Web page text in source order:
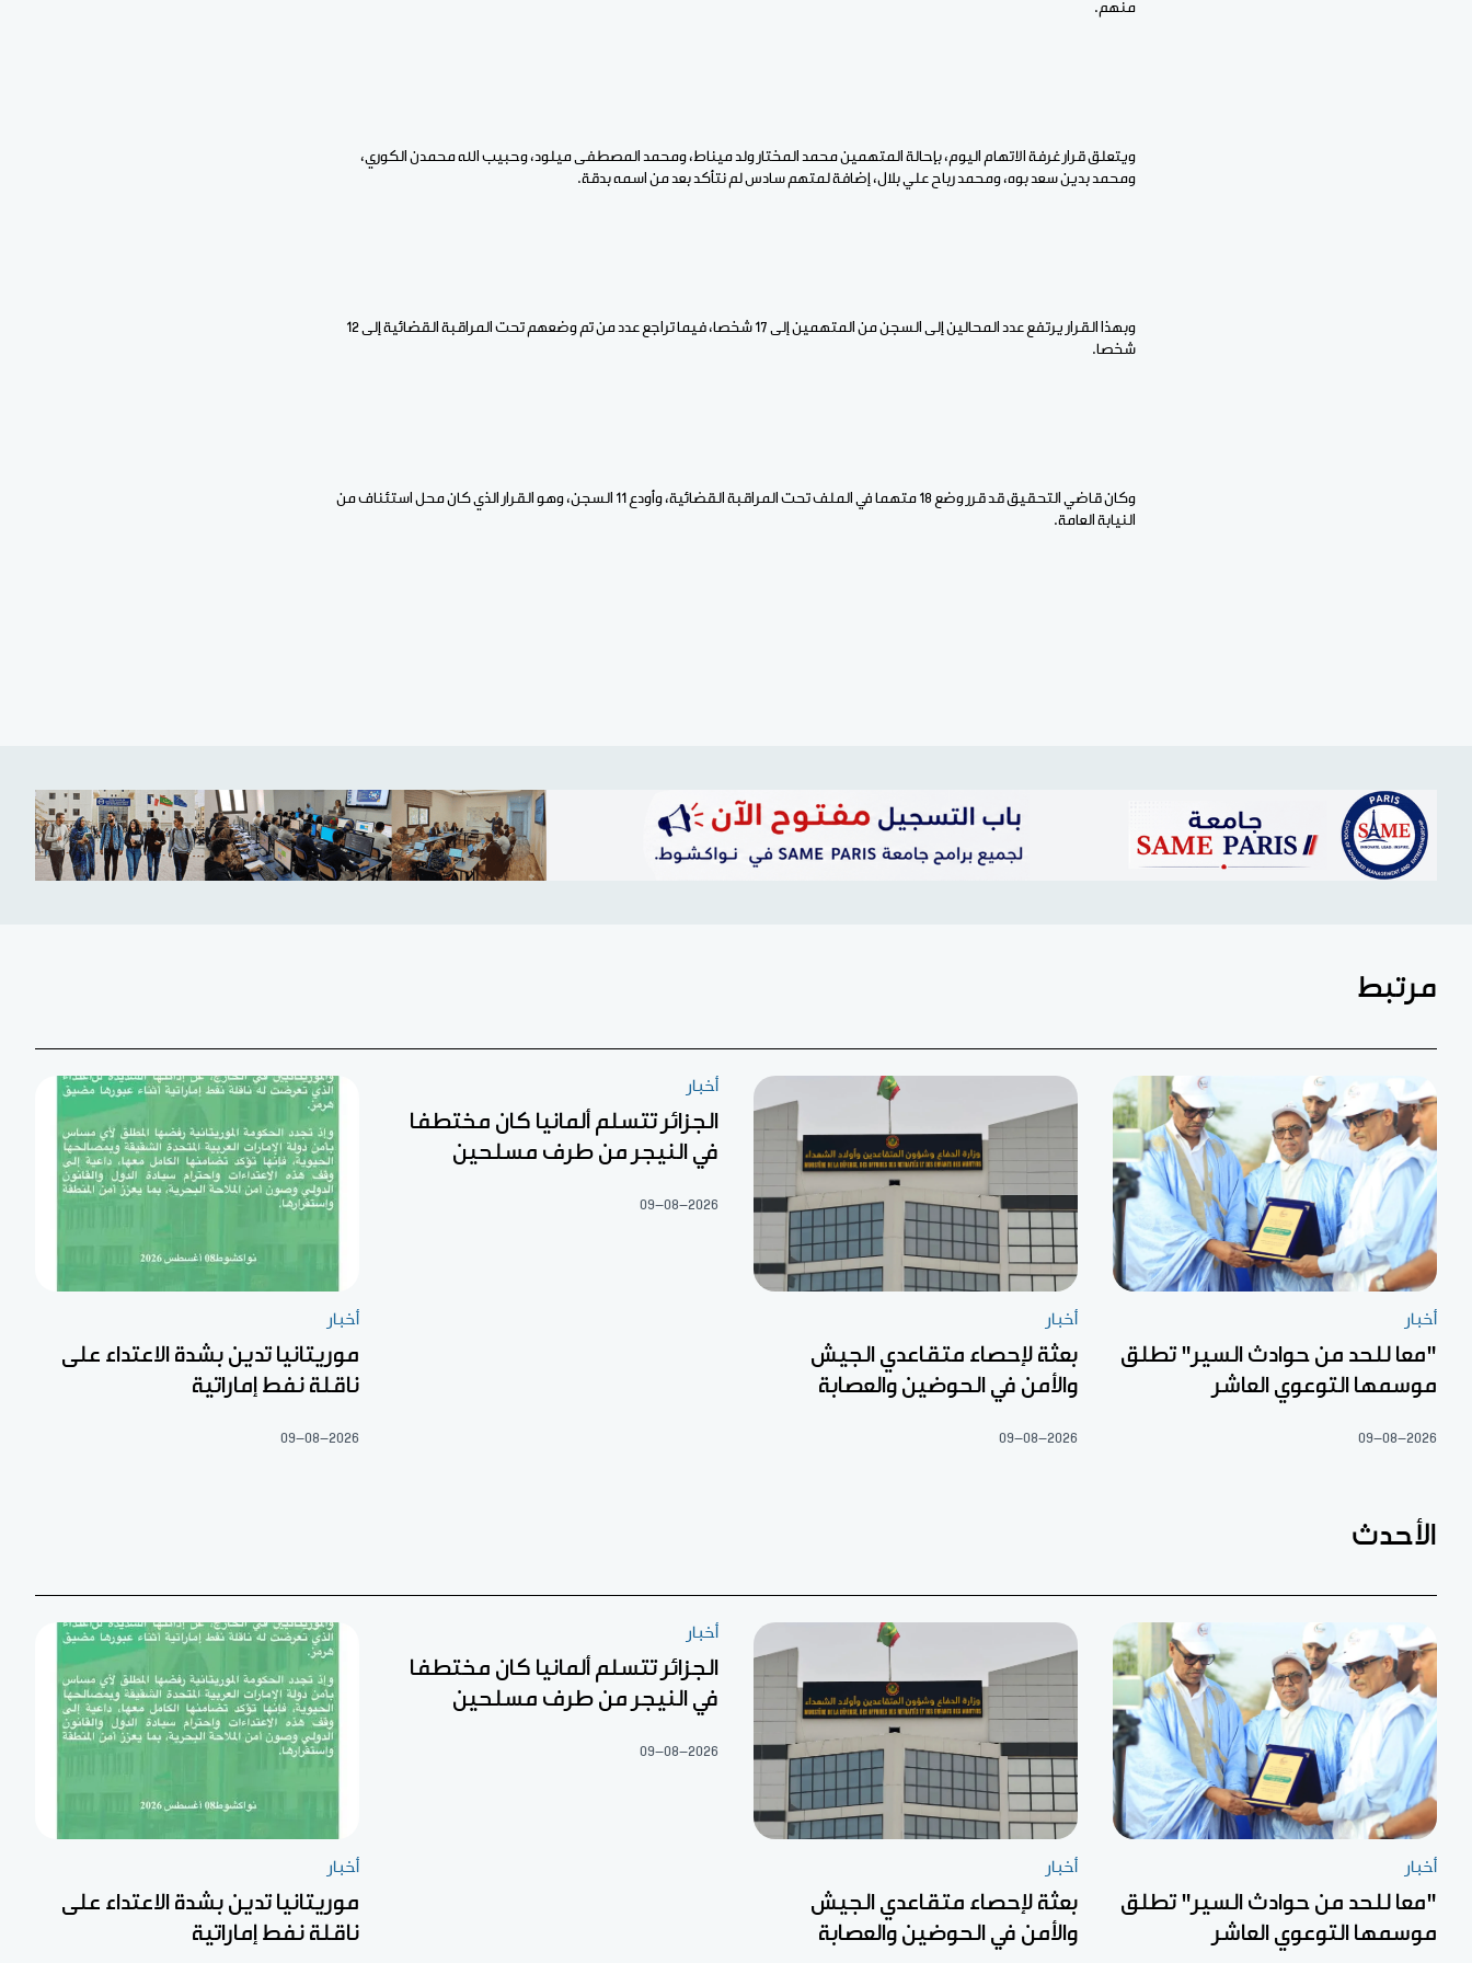
منهم.
ويتعلق قرار غرفة الاتهام اليوم، بإحالة المتهمين محمد المختار ولد ميناط، ومحمد المصطفى ميلود، وحبيب الله محمدن الكوري،
ومحمد بدين سعد بوه، ومحمد رباح علي بلال، إضافة لمتهم سادس لم نتأكد بعد من اسمه بدقة.
وبهذا القرار يرتفع عدد المحالين إلى السجن من المتهمين إلى 17 شخصا، فيما تراجع عدد من تم وضعهم تحت المراقبة القضائية إلى 12
شخصا.
وكان قاضي التحقيق قد قرر وضع 18 متهما في الملف تحت المراقبة القضائية، وأودع 11 السجن، وهو القرار الذي كان محل استئناف من
النيابة العامة.
مرتبط
أخبار
"معا للحد من حوادث السير" تطلق
موسمها التوعوي العاشر
09-08-2026
أخبار
بعثة لإحصاء متقاعدي الجيش
والأمن في الحوضين والعصابة
09-08-2026
أخبار
الجزائر تتسلم ألمانيا كان مختطفا
في النيجر من طرف مسلحين
09-08-2026
أخبار
موريتانيا تدين بشدة الاعتداء على
ناقلة نفط إماراتية
09-08-2026
الأحدث
أخبار
"معا للحد من حوادث السير" تطلق
موسمها التوعوي العاشر
أخبار
بعثة لإحصاء متقاعدي الجيش
والأمن في الحوضين والعصابة
أخبار
الجزائر تتسلم ألمانيا كان مختطفا
في النيجر من طرف مسلحين
09-08-2026
أخبار
موريتانيا تدين بشدة الاعتداء على
ناقلة نفط إماراتية